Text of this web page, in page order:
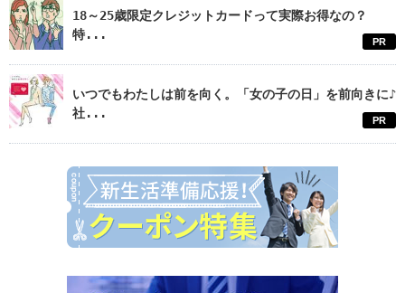
18～25歳限定クレジットカードって実際お得なの？
特...
PR
いつでもわたしは前を向く。「女の子の日」を前向きに♪
社...
PR